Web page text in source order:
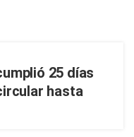
25 días
hasta